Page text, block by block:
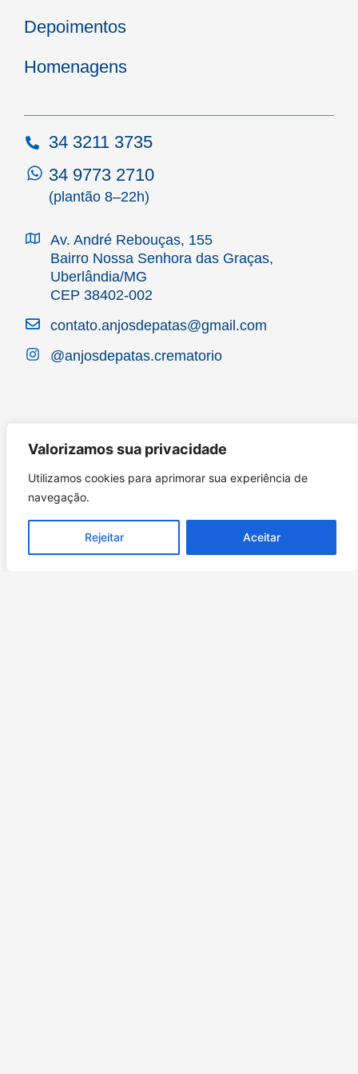
Valorizamos sua privacidade
Utilizamos cookies para aprimorar sua experiência de
navegação.
Rejeitar Aceitar
Depoimentos
Homenagens
34 3211 3735
34 9773 2710
(plantão 8–22h)
Av. André Rebouças, 155
Bairro Nossa Senhora das Graças,
Uberlândia/MG
CEP 38402-002
contato.anjosdepatas@gmail.com
@anjosdepatas.crematorio